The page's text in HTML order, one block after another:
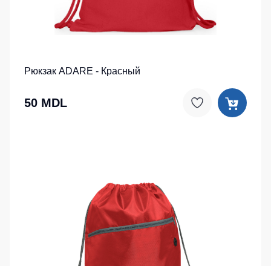
Рюкзак ADARE - Красный
50 MDL